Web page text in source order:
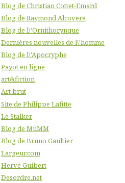
Blog de Christian Cottet-Emard
Blog de Raymond Alcovere
Blog de l\'Ornithorynque
Dernières nouvelles de l\'homme
Blog de l\'Apocryphe
Payot en ligne
art&fiction
Art brut
Site de Philippe Lafitte
Le Stalker
Blog de MuMM
Blog de Bruno Gaultier
Largeur.com
Hervé Guibert
Desordre.net